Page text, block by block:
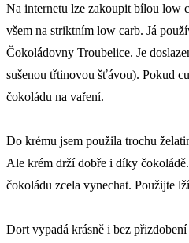
Na internetu lze zakoupit bílou low
všem na striktním low carb. Já
Čokoládovny Troubelice. Je
sušenou třtinovou šťávou). Pokud
čokoládu na vaření.
Do krému jsem použila trochu
Ale krém drží dobře i díky
čokoládu zcela vynechat. Použijte
Dort vypadá krásně i bez